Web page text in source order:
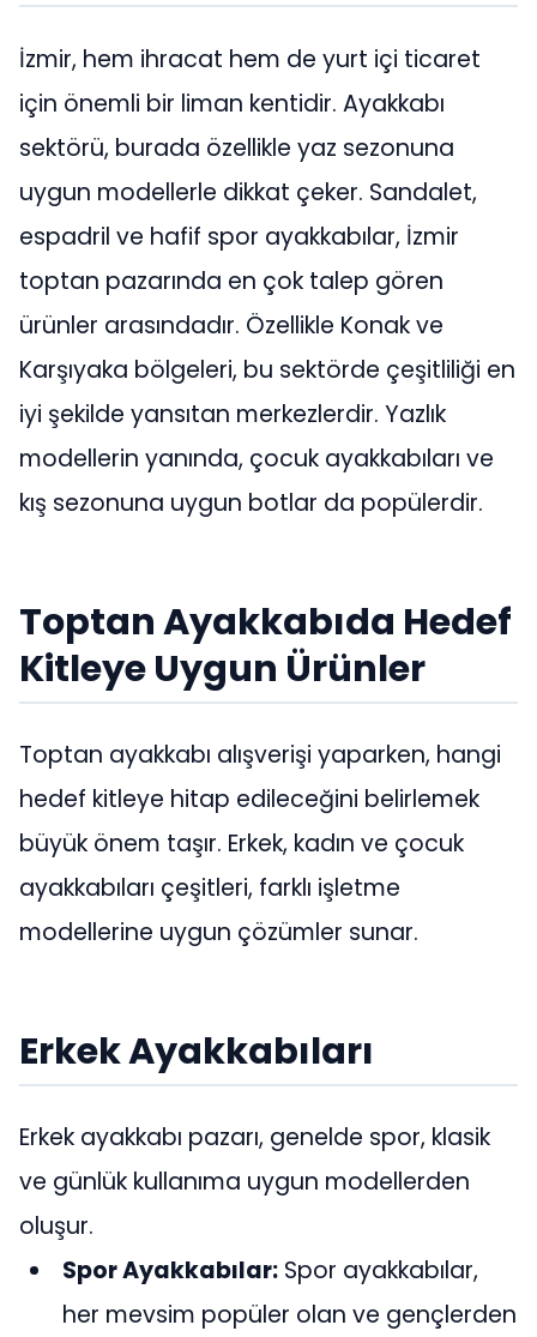
İzmir, hem ihracat hem de yurt içi ticaret
için önemli bir liman kentidir. Ayakkabı
sektörü, burada özellikle yaz sezonuna
uygun modellerle dikkat çeker. Sandalet,
espadril ve hafif spor ayakkabılar, İzmir
toptan pazarında en çok talep gören
ürünler arasındadır. Özellikle Konak ve
Karşıyaka bölgeleri, bu sektörde çeşitliliği en
iyi şekilde yansıtan merkezlerdir. Yazlık
modellerin yanında, çocuk ayakkabıları ve
kış sezonuna uygun botlar da popülerdir.
Toptan Ayakkabıda Hedef
Kitleye Uygun Ürünler
Toptan ayakkabı alışverişi yaparken, hangi
hedef kitleye hitap edileceğini belirlemek
büyük önem taşır. Erkek, kadın ve çocuk
ayakkabıları çeşitleri, farklı işletme
modellerine uygun çözümler sunar.
Erkek Ayakkabıları
Erkek ayakkabı pazarı, genelde spor, klasik
ve günlük kullanıma uygun modellerden
oluşur.
Spor Ayakkabılar: Spor ayakkabılar,
her mevsim popüler olan ve gençlerden